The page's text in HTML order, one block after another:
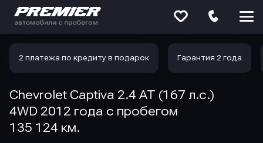
2 платежа по кредиту в подарок Гарантия 2 года
Chevrolet Captiva 2.4 AT (167 л.с.)
4WD 2012 года с пробегом
135 124 км.